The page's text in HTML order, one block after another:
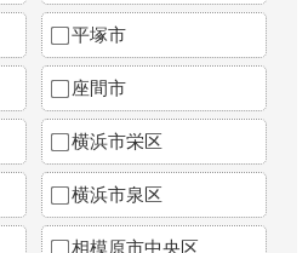
平塚市
座間市
横浜市栄区
横浜市泉区
相模原市中央区